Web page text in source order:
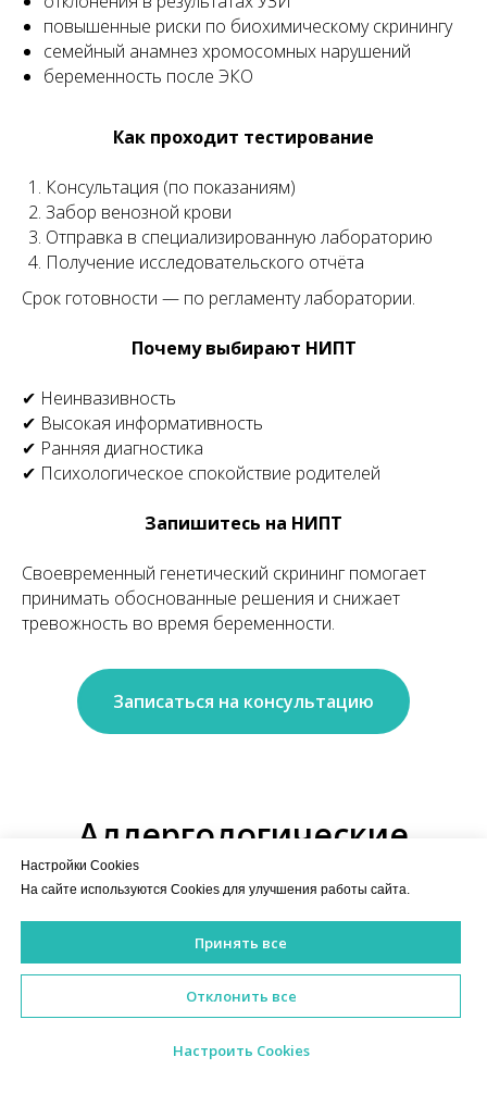
повышенные риски по биохимическому скринингу
семейный анамнез хромосомных нарушений
беременность после ЭКО
Как проходит тестирование
Консультация (по показаниям)
Забор венозной крови
Отправка в специализированную лабораторию
Получение исследовательского отчёта
Срок готовности — по регламенту лаборатории.
Почему выбирают НИПТ
✔ Неинвазивность
✔ Высокая информативность
✔ Ранняя диагностика
✔ Психологическое спокойствие родителей
Запишитесь на НИПТ
Своевременный генетический скрининг помогает
принимать обоснованные решения и снижает
тревожность во время беременности.
Записаться на консультацию
Аллергологические
исследования
FOX (Food Xplorer) IgG, 287 антигенов
(пищевая непереносимость)
23 130р.
Аллергочип, ALEX2, 300 компонентов
ИМЕЮТСЯ ПРОТИВОПОКАЗАНИЯ. НЕОБХОДИМА
ИМЕЮТСЯ ПРОТИВОПОКАЗАНИЯ.
Настройки Cookies
На сайте используются Cookies для улучшения работы сайта.
Принять все
Отклонить все
Настроить Cookies